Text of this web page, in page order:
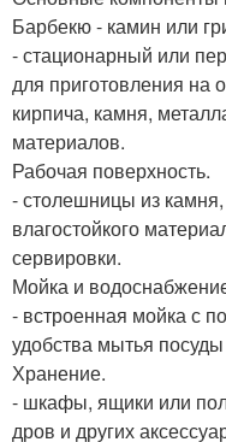
Барбекю - камин или
- стационарный или
для приготовления на
кирпича, камня,
материалов.
Рабочая поверхность.
- столешницы из
влагостойкого
сервировки.
Мойка и
- встроенная мойка с
удобства мытья
Хранение.
- шкафы, ящики или
дров и других